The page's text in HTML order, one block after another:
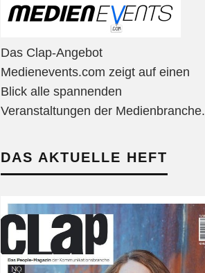
Das Clap-Angebot
Medienevents.com zeigt auf einen
Blick alle spannenden
Veranstaltungen der Medienbranche.
DAS AKTUELLE HEFT